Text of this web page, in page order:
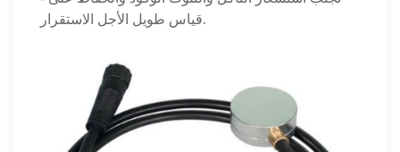
قياس طويل الأجل الاستقرار.